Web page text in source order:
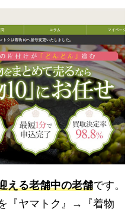
える老舗中の老舗です。
『ヤマトク』→『着物